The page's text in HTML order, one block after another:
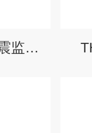
TH-YZ1消防救援余震监测仪